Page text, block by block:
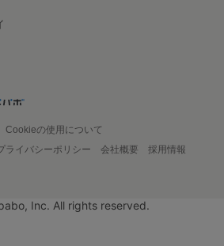
Cookieの使用について
ライバシーポリシー 会社概要
採用情報
Inc. All rights reserved.